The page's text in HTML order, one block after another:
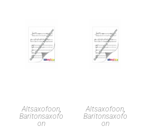
Altsaxofoon
Baritonsaxofo
on
Altsaxofoon
Baritonsaxofo
on